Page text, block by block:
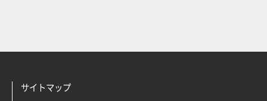
サイトマップ